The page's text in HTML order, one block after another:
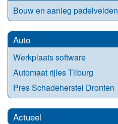
Bouw en aanleg padelvelden
Auto
Werkplaats software
Automaat rijles Tilburg
Pres Schadeherstel Dronten
Actueel